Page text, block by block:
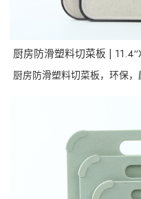
厨房防滑塑料切菜板 |
厨房防滑塑料切菜板，环保，